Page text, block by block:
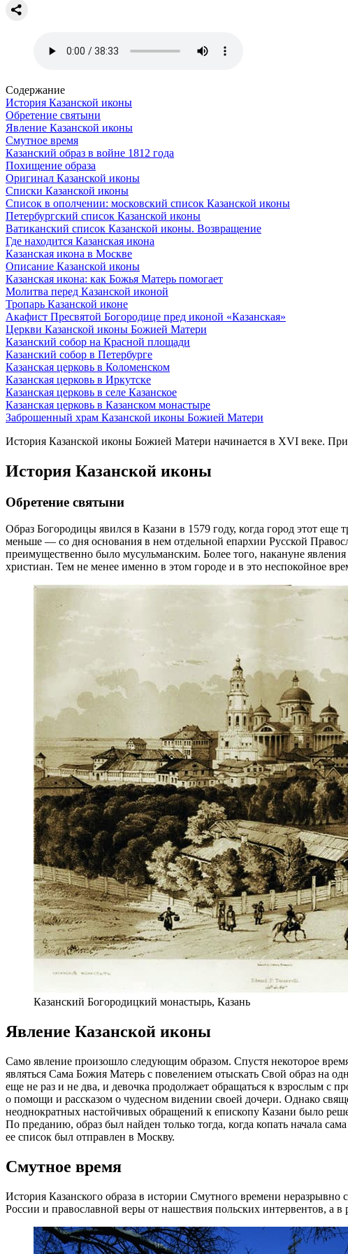
Содержание
История Казанской иконы
Обретение святыни
Явление Казанской иконы
Смутное время
Казанский образ в войне 1812 года
Похищение образа
Оригинал Казанской иконы
Списки Казанской иконы
Список в ополчении: московский список Казанской иконы
Петербургский список Казанской иконы
Ватиканский список Казанской иконы. Возвращение
Где находится Казанская икона
Казанская икона в Москве
Описание Казанской иконы
Казанская икона: как Божья Матерь помогает
Молитва перед Казанской иконой
Тропарь Казанской иконе
Акафист Пресвятой Богородице пред иконой «Казанская»
Церкви Казанской иконы Божией Матери
Казанский собор на Красной площади
Казанский собор в Петербурге
Казанская церковь в Коломенском
Казанская церковь в Иркутске
Казанская церковь в селе Казанское
Казанская церковь в Казанском монастыре
Заброшенный храм Казанской иконы Божией Матери
История Казанской иконы Божией Матери начинается в XVI веке.
История Казанской иконы
Обретение святыни
Образ Богородицы явился в Казани в 1579 году, когда город этот
меньше — со дня основания в нем отдельной епархии Русской
преимущественно было мусульманским. Более того, накануне
христиан. Тем не менее именно в этом городе и в это неспокойное
Казанский Богородицкий монастырь, Казань
Явление Казанской иконы
Само явление произошло следующим образом. Спустя некоторое
являться Сама Божия Матерь с повелением отыскать Свой образ на
еще не раз и не два, и девочка продолжает обращаться к взрослым с
о помощи и рассказом о чудесном видении своей дочери. Однако
неоднократных настойчивых обращений к епископу Казани было
По преданию, образ был найден только тогда, когда копать начала
ее список был отправлен в Москву.
Смутное время
История Казанского образа в истории Смутного времени
России и православной веры от нашествия польских интервентов, а